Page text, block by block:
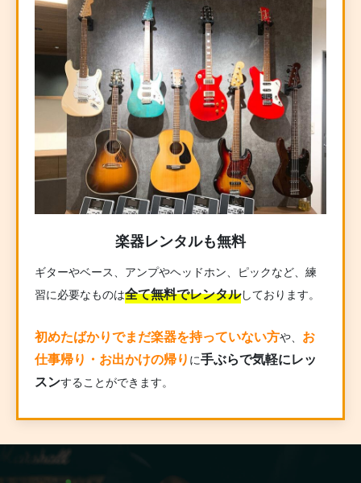
楽器レンタルも無料
ギターやベース、アンプやヘッドホン、ピックなど、練
習に必要なものは全て無料でレンタルしております。
初めたばかりでまだ楽器を持っていない方や、 お
仕事帰り・お出かけの帰り に手ぶらで気軽にレッ
スンすることができます。